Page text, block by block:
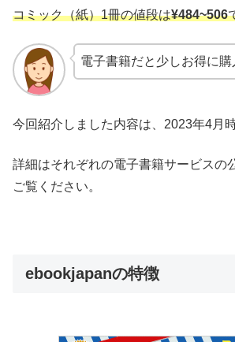
コミック（紙）1冊の値段は¥484~506
電子書籍だと少しお得に
今回紹介しました内容は、2023年4月
詳細はそれぞれの電子書籍サービスの
ご覧ください。
ebookjapanの特徴